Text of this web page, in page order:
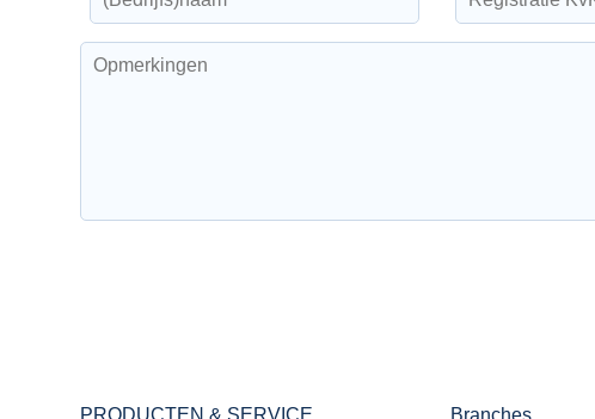
PRODUCTEN & SERVICE Branches